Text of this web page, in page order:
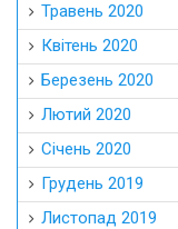
Травень 2020
Квітень 2020
Березень 2020
Лютий 2020
Січень 2020
Грудень 2019
Листопад 2019